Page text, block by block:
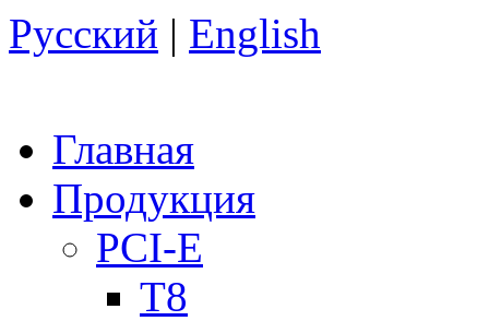
Русский | English
Главная
Продукция
PCI-E
T8